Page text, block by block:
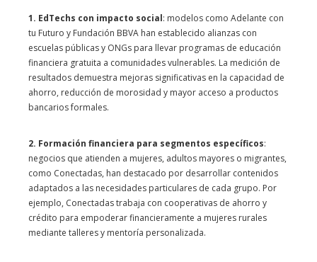
1. EdTechs con impacto social: modelos como Adelante con
tu Futuro y Fundación BBVA han establecido alianzas con
escuelas públicas y ONGs para llevar programas de educación
financiera gratuita a comunidades vulnerables. La medición de
resultados demuestra mejoras significativas en la capacidad de
ahorro, reducción de morosidad y mayor acceso a productos
bancarios formales.
2. Formación financiera para segmentos específicos:
negocios que atienden a mujeres, adultos mayores o migrantes,
como Conectadas, han destacado por desarrollar contenidos
adaptados a las necesidades particulares de cada grupo. Por
ejemplo, Conectadas trabaja con cooperativas de ahorro y
crédito para empoderar financieramente a mujeres rurales
mediante talleres y mentoría personalizada.